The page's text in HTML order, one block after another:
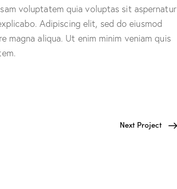
voluptatem quia voluptas sit aspernatur
Adipiscing elit, sed do eiusmod
aliqua. Ut enim minim veniam quis
Next Project